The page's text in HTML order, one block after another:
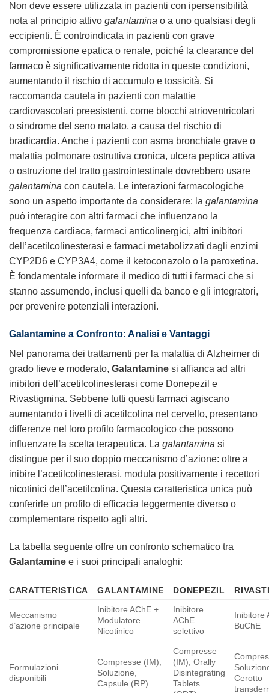
Non deve essere utilizzata in pazienti con ipersensibilità
nota al principio attivo galantamina o a uno qualsiasi degli
eccipienti. È controindicata in pazienti con grave
compromissione epatica o renale, poiché la clearance del
farmaco è significativamente ridotta in queste condizioni,
aumentando il rischio di accumulo e tossicità. Si
raccomanda cautela in pazienti con malattie
cardiovascolari preesistenti, come blocchi atrioventricolari
o sindrome del seno malato, a causa del rischio di
bradicardia. Anche i pazienti con asma bronchiale grave o
malattia polmonare ostruttiva cronica, ulcera peptica attiva
o ostruzione del tratto gastrointestinale dovrebbero usare
galantamina con cautela. Le interazioni farmacologiche
sono un aspetto importante da considerare: la galantamina
può interagire con altri farmaci che influenzano la
frequenza cardiaca, farmaci anticolinergici, altri inibitori
dell’acetilcolinesterasi e farmaci metabolizzati dagli enzimi
CYP2D6 e CYP3A4, come il ketoconazolo o la paroxetina.
È fondamentale informare il medico di tutti i farmaci che si
stanno assumendo, inclusi quelli da banco e gli integratori,
per prevenire potenziali interazioni.
Galantamine a Confronto: Analisi e Vantaggi
Nel panorama dei trattamenti per la malattia di Alzheimer di
grado lieve e moderato, Galantamine si affianca ad altri
inibitori dell’acetilcolinesterasi come Donepezil e
Rivastigmina. Sebbene tutti questi farmaci agiscano
aumentando i livelli di acetilcolina nel cervello, presentano
differenze nel loro profilo farmacologico che possono
influenzare la scelta terapeutica. La galantamina si
distingue per il suo doppio meccanismo d’azione: oltre a
inibire l’acetilcolinesterasi, modula positivamente i recettori
nicotinici dell’acetilcolina. Questa caratteristica unica può
conferirle un profilo di efficacia leggermente diverso o
complementare rispetto agli altri.
La tabella seguente offre un confronto schematico tra
Galantamine e i suoi principali analoghi:
CARATTERISTICA GALANTAMINE DONEPEZIL
Meccanismo
d’azione principale
Inibitore AChE +
Modulatore
Nicotinico
Inibitore
AChE
selettivo
Inibitore
BuChE
Formulazioni
disponibili
Compresse (IM),
Soluzione,
Capsule (RP)
Compresse
(IM), Orally
Disintegrating
Tablets
Cerotto